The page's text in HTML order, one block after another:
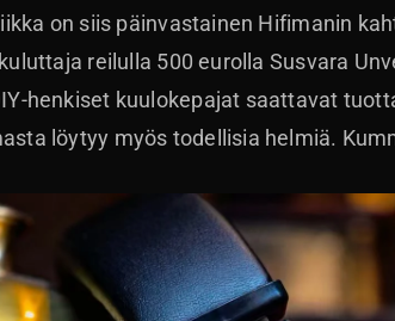
on siis päinvastainen Hifimanin
reilulla 500 eurolla Susvara
henkiset kuulokepajat saattavat
löytyy myös todellisia helmiä.